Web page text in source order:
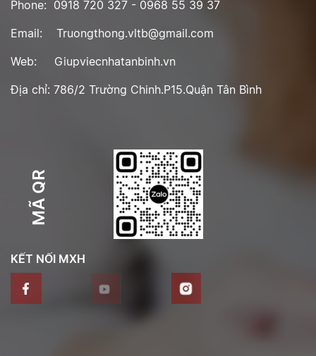
Phone: 0918 720 327 - 0968 55 39 37
Email: Truongthong.vltb@gmail.com
Web: Giupviecnhatanbinh.vn
Địa chỉ: 786/2 Trường Chinh.P15.Quận Tân Bình
MÃ QR
KẾT NỐI MXH